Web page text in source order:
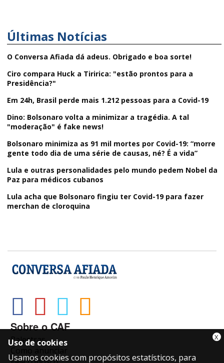
Últimas Notícias
O Conversa Afiada dá adeus. Obrigado e boa sorte!
Ciro compara Huck a Tiririca: "estão prontos para a
Presidência?"
Em 24h, Brasil perde mais 1.212 pessoas para a Covid-19
Dino: Bolsonaro volta a minimizar a tragédia. A tal
"moderação" é fake news!
Bolsonaro minimiza as 91 mil mortes por Covid-19: “morre
gente todo dia de uma série de causas, né? É a vida”
Lula e outras personalidades pelo mundo pedem Nobel da
Paz para médicos cubanos
Lula acha que Bolsonaro fingiu ter Covid-19 para fazer
merchan de cloroquina
Sobre o CAF
Palestras
X
Uso de cookies
Usamos cookies com propósitos estatísticos, para